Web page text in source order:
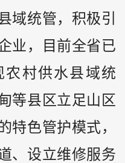
域统管，积极引
业，目前全省已
农村供水县域统
等县区立足山区
特色管护模式，
、设立维修服务